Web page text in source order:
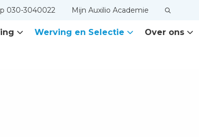
030-3040022 Mijn Auxilio Academie
Werving en Selectie Over ons